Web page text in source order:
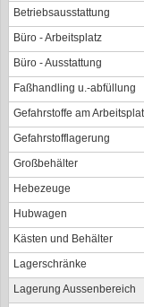
Betriebsausstattung
Büro - Arbeitsplatz
Büro - Ausstattung
Faßhandling u.-abfüllung
Gefahrstoffe am
Gefahrstofflagerung
Großbehälter
Hebezeuge
Hubwagen
Kästen und Behälter
Lagerschränke
Lagerung Aussenbereich